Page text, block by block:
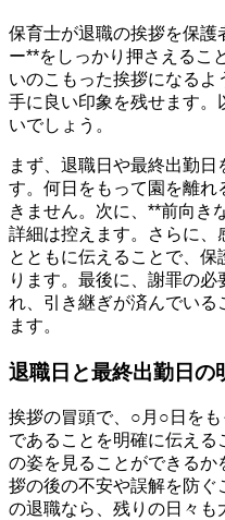
保育士が退職の挨拶を保護
ー**をしっかり押さえるこ
いのこもった挨拶になる
手に良い印象を残せます。
いでしょう。
まず、退職日や最終出勤
す。何日をもって園を離
きません。次に、**前向き
詳細は控えます。さらに、
とともに伝えることで、
ります。最後に、謝罪の
れ、引き継ぎが済んでい
ます。
退職日と最終出勤日の
挨拶の冒頭で、○月○日を
であることを明確に伝える
の姿を見ることができる
拶の後の不安や誤解を防
の退職なら、残りの日々も